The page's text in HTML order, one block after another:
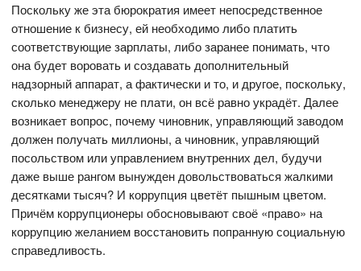
Поскольку же эта бюрократия имеет непосредственное
отношение к бизнесу, ей необходимо либо платить
соответствующие зарплаты, либо заранее понимать, что
она будет воровать и создавать дополнительный
надзорный аппарат, а фактически и то, и другое, поскольку,
сколько менеджеру не плати, он всё равно украдёт. Далее
возникает вопрос, почему чиновник, управляющий заводом
должен получать миллионы, а чиновник, управляющий
посольством или управлением внутренних дел, будучи
даже выше рангом вынужден довольствоваться жалкими
десятками тысяч? И коррупция цветёт пышным цветом.
Причём коррупционеры обосновывают своё «право» на
коррупцию желанием восстановить попранную социальную
справедливость.